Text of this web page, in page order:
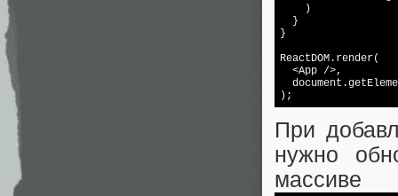
)
}
}
ReactDOM.render(
<App />,
);
При
нужно
массиве